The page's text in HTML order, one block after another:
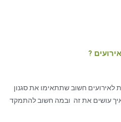
?
חשוב שתתאימו את סגנון
איך עושים את זה ובמה חשוב להתמקד